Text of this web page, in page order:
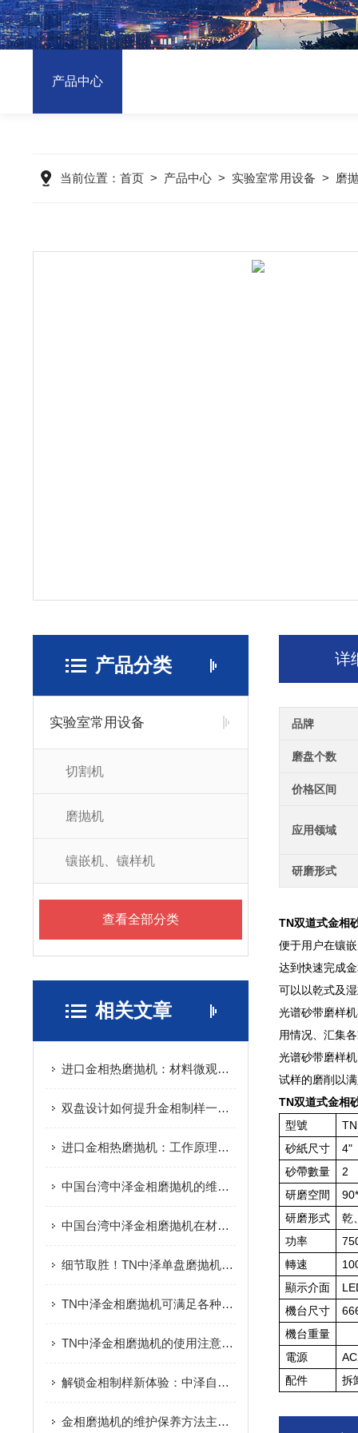
产品中心
当前位置： 首页> 产品中心> 实验室常用设备 > 磨
产品分类
实验室常用设备
切割机
磨抛机
镶嵌机、镶样机
查看全部分类
相关文章
进口金相热磨抛机：材料微观分析的实用工具
双盘设计如何提升金相制样一致性？TN中泽磨抛机深度解析
进口金相热磨抛机：工作原理与优点科普
中国台湾中泽金相磨抛机的维护保养方法
中国台湾中泽金相磨抛机在材料科学研究中发挥着重要作用
细节取胜！TN中泽单盘磨抛机如何破解金相制样痛点？
TN中泽金相磨抛机可满足各种试样的研磨需求
TN中泽金相磨抛机的使用注意事项
解锁金相制样新体验：中泽自动金相单盘磨抛机实力登场
金相磨抛机的维护保养方法主要包括以下几个方面
详
品牌
磨盘个数
价格区间
应用领域
研磨形式
TN双道式金相
便于用户在镶
达到快速完成
可以以乾式及
光谱砂带磨样
用情况、汇集
光谱砂带磨样
试样的磨削以
TN双道式金相
型號
砂紙尺寸
4"
砂帶數量
2
研磨空間
研磨形式
乾
功率
轉速
顯示介面
機台尺寸
機台重量
電源
配件
拆